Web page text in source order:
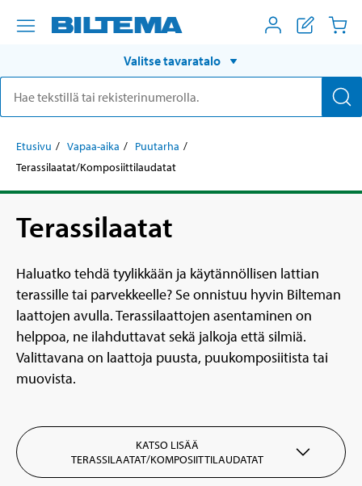
Valitse tavaratalo
Etusivu Vapaa-aika
Puutarha
Terassilaatat/Komposiittilaudatat
Terassilaatat
Haluatko tehdä tyylikkään ja käytännöllisen lattian
terassille tai parvekkeelle? Se onnistuu hyvin Bilteman
laattojen avulla. Terassilaattojen asentaminen on
helppoa, ne ilahduttavat sekä jalkoja että silmiä.
Valittavana on laattoja puusta, puukomposiitista tai
muovista.
KATSO LISÄÄ
TERASSILAATAT/KOMPOSIITTILAUDATAT